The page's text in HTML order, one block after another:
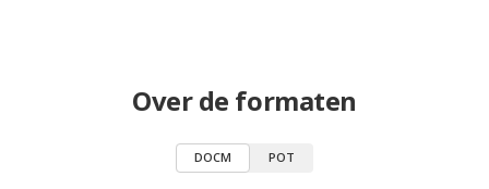
Over de formaten
DOCM POT